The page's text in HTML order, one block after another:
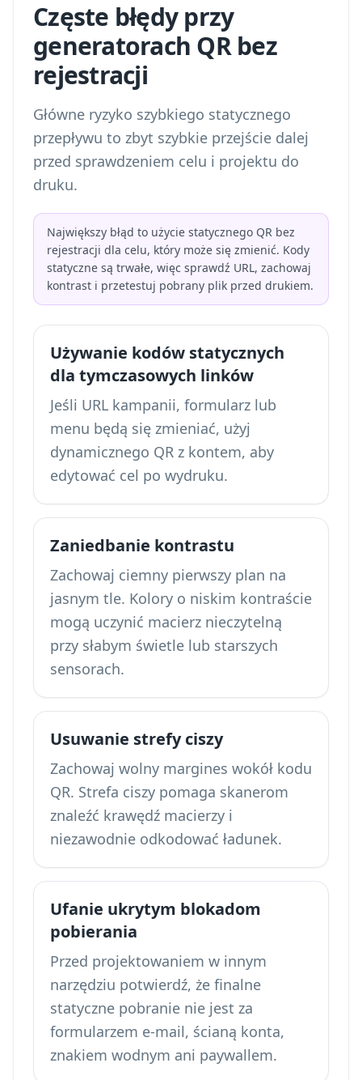
Częste błędy przy
generatorach QR bez
rejestracji
Główne ryzyko szybkiego statycznego
przepływu to zbyt szybkie przejście dalej
przed sprawdzeniem celu i projektu do
druku.
Największy błąd to użycie statycznego QR bez
rejestracji dla celu, który może się zmienić. Kody
statyczne są trwałe, więc sprawdź URL, zachowaj
kontrast i przetestuj pobrany plik przed drukiem.
Używanie kodów statycznych
dla tymczasowych linków
Jeśli URL kampanii, formularz lub
menu będą się zmieniać, użyj
dynamicznego QR z kontem, aby
edytować cel po wydruku.
Zaniedbanie kontrastu
Zachowaj ciemny pierwszy plan na
jasnym tle. Kolory o niskim kontraście
mogą uczynić macierz nieczytelną
przy słabym świetle lub starszych
sensorach.
Usuwanie strefy ciszy
Zachowaj wolny margines wokół kodu
QR. Strefa ciszy pomaga skanerom
znaleźć krawędź macierzy i
niezawodnie odkodować ładunek.
Ufanie ukrytym blokadom
pobierania
Przed projektowaniem w innym
narzędziu potwierdź, że finalne
statyczne pobranie nie jest za
formularzem e-mail, ścianą konta,
znakiem wodnym ani paywallem.